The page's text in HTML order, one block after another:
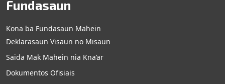
Fundasaun
Kona ba Fundasaun Mahein
Deklarasaun Visaun no Misaun
Saida Mak Mahein nia Kna’ar
Dokumentos Ofisiais